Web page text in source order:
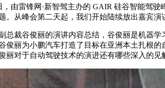
雷锋网·新智驾主办的 GAIR 硅谷智能驾驶
。从峰会第二天起，我们开始陆续放出嘉宾
裁谷俊丽的演讲内容总结，谷俊丽是机器学
俊丽为小鹏汽车打造了目标在亚洲本土扎根
丽对于自动驾驶技术的演进还有哪些深入的